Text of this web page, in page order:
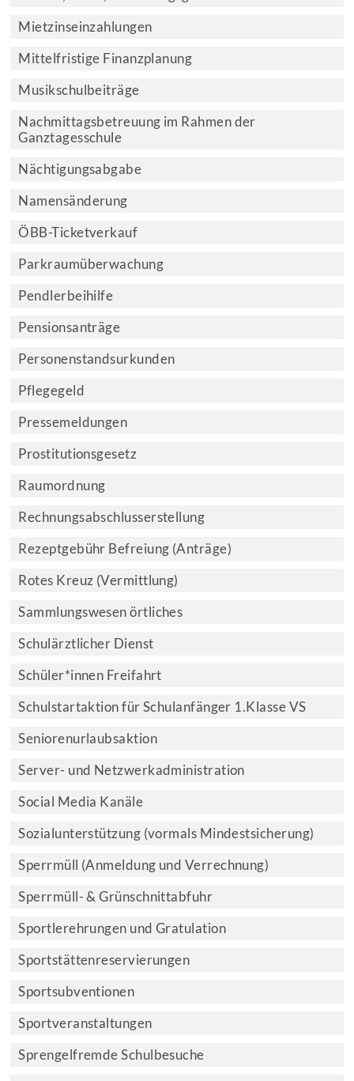
Mietzinseinzahlungen
Mittelfristige Finanzplanung
Musikschulbeiträge
Nachmittagsbetreuung im Rahmen der
Ganztagesschule
Nächtigungsabgabe
Namensänderung
ÖBB-Ticketverkauf
Parkraumüberwachung
Pendlerbeihilfe
Pensionsanträge
Personenstandsurkunden
Pflegegeld
Pressemeldungen
Prostitutionsgesetz
Raumordnung
Rechnungsabschlusserstellung
Rezeptgebühr Befreiung (Anträge)
Rotes Kreuz (Vermittlung)
Sammlungswesen örtliches
Schulärztlicher Dienst
Schüler*innen Freifahrt
Schulstartaktion für Schulanfänger 1.Klasse VS
Seniorenurlaubsaktion
Server- und Netzwerkadministration
Social Media Kanäle
Sozialunterstützung (vormals Mindestsicherung)
Sperrmüll (Anmeldung und Verrechnung)
Sperrmüll- & Grünschnittabfuhr
Sportlerehrungen und Gratulation
Sportstättenreservierungen
Sportsubventionen
Sportveranstaltungen
Sprengelfremde Schulbesuche